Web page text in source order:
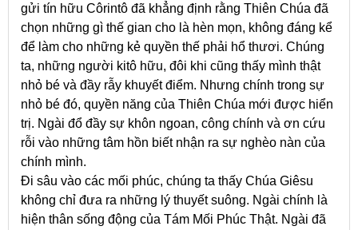
gửi tín hữu Côrintô đã khẳng định rằng Thiên Chúa đã
chọn những gì thế gian cho là hèn mọn, không đáng kể
để làm cho những kẻ quyền thế phải hổ thươi. Chúng
ta, những người kitô hữu, đôi khi cũng thấy mình thật
nhỏ bé và đầy rẫy khuyết điểm. Nhưng chính trong sự
nhỏ bé đó, quyền năng của Thiên Chúa mới được hiển
trị. Ngài đổ đầy sự khôn ngoan, công chính và ơn cứu
rỗi vào những tâm hồn biết nhận ra sự nghèo nàn của
chính mình.
Đi sâu vào các mối phúc, chúng ta thấy Chúa Giêsu
không chỉ đưa ra những lý thuyết suông. Ngài chính là
hiện thân sống động của Tám Mối Phúc Thật. Ngài đã